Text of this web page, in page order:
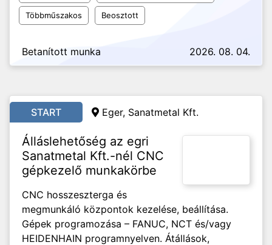
Többműszakos Beosztott
Betanított munka 2026. 08. 04.
START Eger, Sanatmetal Kft.
Álláslehetőség az egri
Sanatmetal Kft.-nél CNC
gépkezelő munkakörbe
CNC hosszeszterga és
megmunkáló központok kezelése, beállítása.
Gépek programozása – FANUC, NCT és/vagy
HEIDENHAIN programnyelven. Átállások,